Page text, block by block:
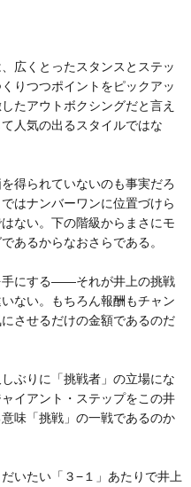
広くとったスタンスとステッ
りつつポイントをピックアッ
たアウトボクシングだと言え
人気の出るスタイルではな
得られていないのも事実だろ
はナンバーワンに位置づけら
ない。下の階級からまさにモ
あるからなおさらである。
にする——それが井上の挑戦
ない。もちろん報酬もチャン
させるだけの金額であるのだ
ぶりに「挑戦者」の立場にな
イアント・ステップをこの井
味「挑戦」の一戦であるのか
いたい「３−１」あたりで井上